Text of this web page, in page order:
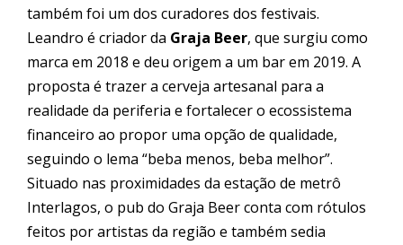
também foi um dos curadores dos festivais.
Leandro é criador da Graja Beer, que surgiu como
marca em 2018 e deu origem a um bar em 2019. A
proposta é trazer a cerveja artesanal para a
realidade da periferia e fortalecer o ecossistema
financeiro ao propor uma opção de qualidade,
seguindo o lema “beba menos, beba melhor”.
Situado nas proximidades da estação de metrô
Interlagos, o pub do Graja Beer conta com rótulos
feitos por artistas da região e também sedia